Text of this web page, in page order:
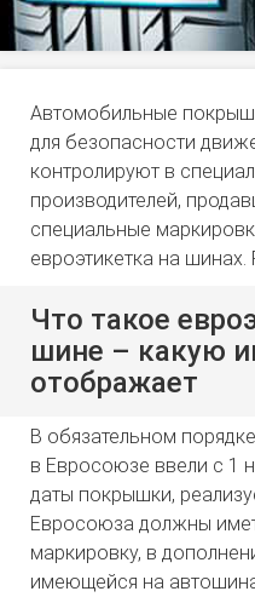
Автомобильные
для безопасности
контролируют в
производителей,
специальные
евроэтикетка на шинах.
Что такое
шине – какую
отображает
В обязательном
в Евросоюзе ввели с 1
даты покрышки,
Евросоюза должны
маркировку, в
имеющейся на